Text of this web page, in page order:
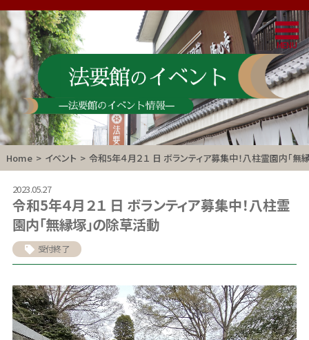
Home > イベント > 令和5年４月２１ 日 ボランティア募集中！八柱霊園内「無
2023.05.27
令和5年４月２１ 日 ボランティア募集中！八柱霊
園内「無縁塚」の除草活動
受付終了